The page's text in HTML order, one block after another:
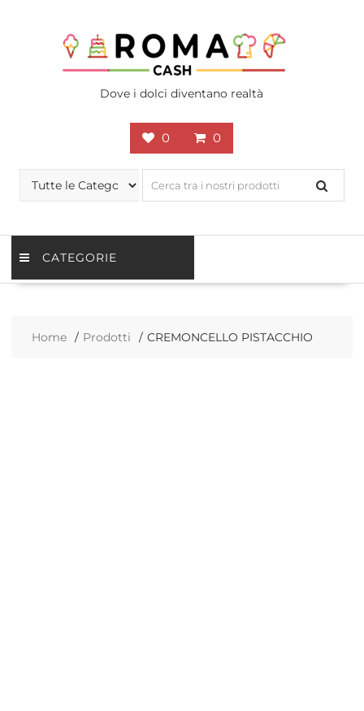
Dove i dolci diventano realtà
0 0
CATEGORIE
Home Prodotti CREMONCELLO PISTACCHIO